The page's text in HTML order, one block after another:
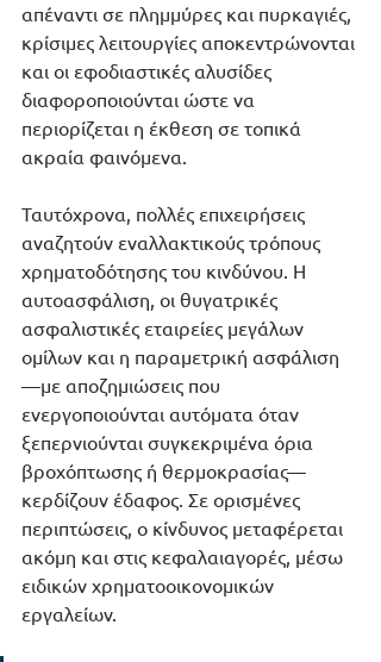
απέναντι σε πλημμύρες και πυρκαγιές,
κρίσιμες λειτουργίες αποκεντρώνονται
και οι εφοδιαστικές αλυσίδες
διαφοροποιούνται ώστε να
περιορίζεται η έκθεση σε τοπικά
ακραία φαινόμενα.
Ταυτόχρονα, πολλές επιχειρήσεις
αναζητούν εναλλακτικούς τρόπους
χρηματοδότησης του κινδύνου. Η
αυτοασφάλιση, οι θυγατρικές
ασφαλιστικές εταιρείες μεγάλων
ομίλων και η παραμετρική ασφάλιση
—με αποζημιώσεις που
ενεργοποιούνται αυτόματα όταν
ξεπερνιούνται συγκεκριμένα όρια
βροχόπτωσης ή θερμοκρασίας—
κερδίζουν έδαφος. Σε ορισμένες
περιπτώσεις, ο κίνδυνος μεταφέρεται
ακόμη και στις κεφαλαιαγορές, μέσω
ειδικών χρηματοοικονομικών
εργαλείων.